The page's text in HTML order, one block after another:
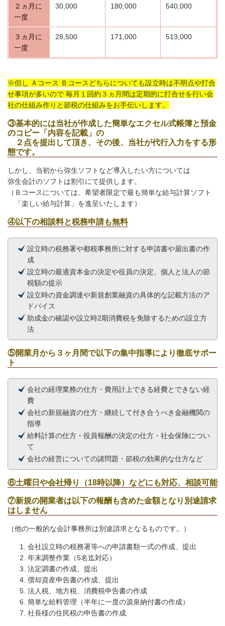
２ヵ月に
一度
30,000 180,000 540,000
３ヵ月に
一度
28,500 171,000 513,000
※但し Ａコース Ｂコースどちらについても設立時は不明点や打合
せ事項が多いので 毎月１回約３ヵ月間は定期的に打合せを行い会
社の仕組み作りと節税の仕組みをお手伝いします。
③基本的には当社が作成した簡単なエクセル式帳簿と預金
のコピー「内容を記載」の
２点を提出して頂き、その後、当社が代行入力をする形
態です。
しかし、当初から弥生ソフトなど導入したい方については
弥生会計のソフトは割引にて提供します。
（Ｂコースについては、希望者限定で最も簡単な給与計算ソフト
「楽しい給与計算」を進呈いたします）
④以下の相談料と税務申請も無料
設立時の税務署や都税事務所に対する申請書や届出書の作
成
設立時の最適資本金の決定や役員の決定。個人と法人の節
税額の提示
設立時の資金調達や新規創業融資の具体的な記載方法のア
ドバイス
助成金の確認や設立時2期消費税を免除するための設立方
法
⑤開業月から３ヶ月間で以下の集中指導により徹底サポー
ト
会社の経理業務の仕方・費用計上できる経費とできない経
費
会社の新規融資の仕方・継続して付き合うべき金融機関の
指導
給料計算の仕方・役員報酬の決定の仕方・社会保険につい
て
会社の経営についての諸問題・節税の効果的な仕方など
⑥土曜日や会社帰り（18時以降）などにも対応、相談可能
⑦新規の開業者は以下の報酬も含めた金額となり別途請求
はしません
（他の一般的な会計事務所は別途請求となるものです。）
会社設立時の税務署等への申請書類一式の作成、提出
年末調整作業（5名迄対応）
法定調書の作成、提出
償却資産申告書の作成、提出
法人税、地方税、消費税申告書の作成
簡単な給料管理（半年に一度の源泉納付書の作成）
社長様の住民税の申告書の作成